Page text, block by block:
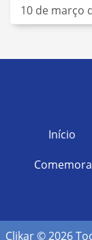
10 de março
Início
Clikar © 2026